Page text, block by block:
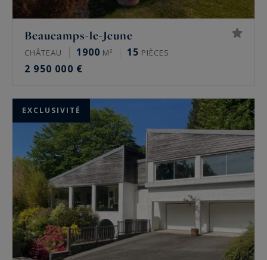
Beaucamps-le-Jeune
CHÂTEAU 1900 M² 15 PIÈCES
2 950 000 €
EXCLUSIVITÉ